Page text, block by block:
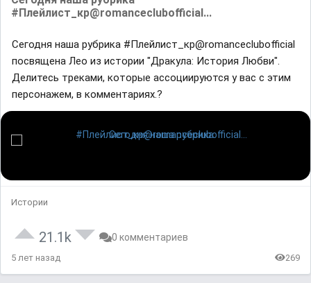
#Плейлист_кр@romanceclubofficial...
Сегодня наша рубрика #Плейлист_кр@romanceclubofficial
посвящена Лео из истории "Дракула: История Любви".
Делитесь треками, которые ассоциируются у вас с этим
персонажем, в комментариях.?
Истории
21.1k 0 комментариев
5 лет назад 269